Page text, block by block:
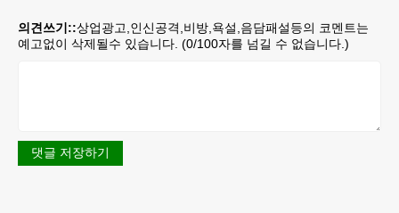
의견쓰기::상업광고,인신공격,비방,욕설,음담패설등의 코멘트는
예고없이 삭제될수 있습니다. (0/100자를 넘길 수 없습니다.)
댓글 저장하기